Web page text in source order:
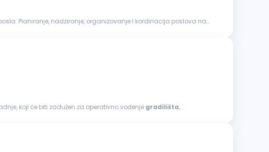
I kordinacija poslova na
koji će biti zadužen za operativno vođenje gradilišta,